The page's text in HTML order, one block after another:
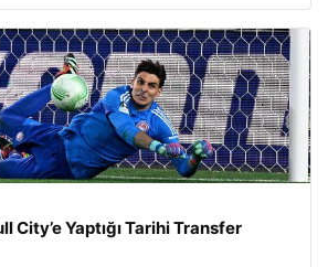
City’e Yaptığı Tarihi Transfer